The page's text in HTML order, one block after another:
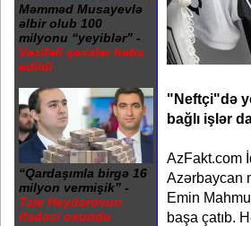
Məmməd Musayevlə
əlbir olub 100
milyonu “yeyiblər” -
Vəzifəli şəxslər həbs
edildi
“Qardaşımla birgə 16
milyon vermişik” -
Tale Heydərovun
ifadəsi oxundu
"Neftçi"də
bağlı işlər
AzFakt.com
Azərbaycan
Emin
başa çatıb.